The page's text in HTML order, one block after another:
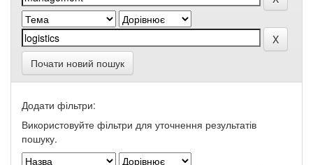
Почати новий пошук
Додати фільтри:
Використовуйте фільтри для уточнення результатів
пошуку.